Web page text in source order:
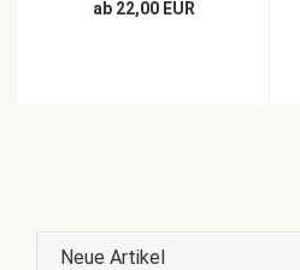
ab 22,00 EUR
Neue Artikel